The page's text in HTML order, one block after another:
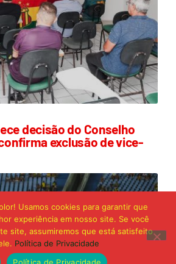
decisão do Conselho
exclusão de vice-
Usamos cookies para garantir que
experiência em nosso site. Se você
site, assumiremos que está satisfeito
Política de Privacidade
Política de Privacidade